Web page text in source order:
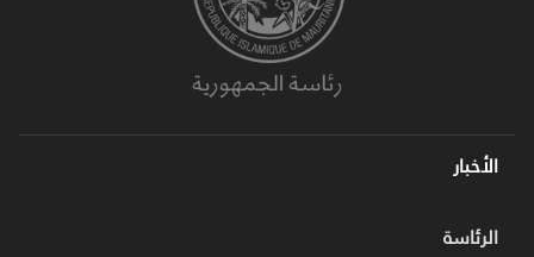
الأخبار
الرئاسة